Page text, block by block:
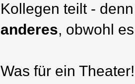
Kollegen teilt -
anderes, obwohl
Was für ein